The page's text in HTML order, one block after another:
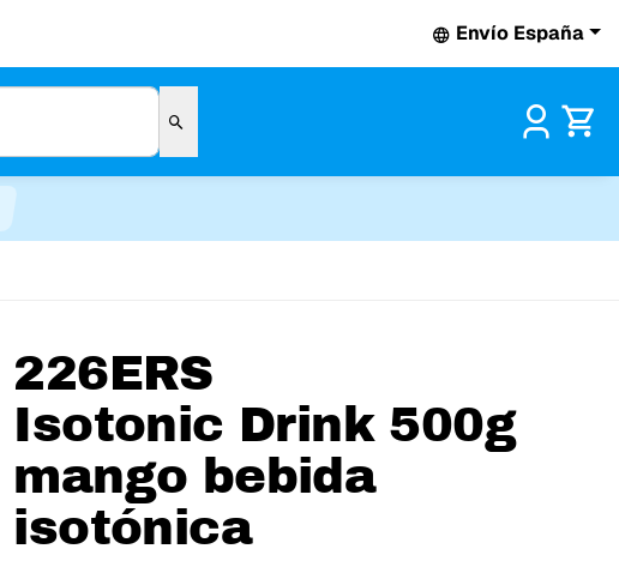
Envío España
226ERS
Isotonic Drink 500g
mango bebida
isotónica